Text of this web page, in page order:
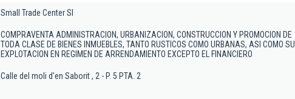
Small Trade Center Sl
COMPRAVENTA ADMINISTRACION, URBANIZACION, CONSTRUCCION Y PROMOCION DE
TODA CLASE DE BIENES INMUEBLES, TANTO RUSTICOS COMO URBANAS, ASI COMO SU
EXPLOTACION EN REGIMEN DE ARRENDAMIENTO EXCEPTO EL FINANCIERO
Calle del moli d'en Saborit , 2 - P. 5 PTA. 2